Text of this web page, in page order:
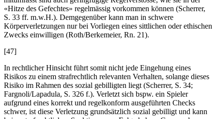
«Hitze des Gefechtes» regelmässig vorkommen können (Scherrer,
S. 33 ff. m.w.H.). Demgegenüber kann man in schwere
Körperverletzungen nur bei Vorliegen eines sittlichen oder ethischen
Zwecks einwilligen (Roth/Berkemeier, Rn. 21).
[47]
In rechtlicher Hinsicht führt somit nicht jede Eingehung eines
Risikos zu einem strafrechtlich relevanten Verhalten, solange dieses
Risiko im Rahmen des sozial gebilligten liegt (Scherrer, S. 34;
Fargnoli/Lapadula, S. 326 f.). Verletzt sich bspw. ein Spieler
aufgrund eines korrekt und regelkonform ausgeführten Checks
schwer, ist diese Verletzung grundsätzlich sozial gebilligt und kann